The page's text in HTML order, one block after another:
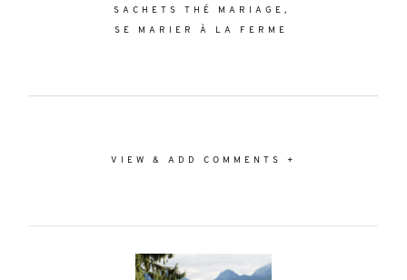
SACHETS THÉ MARIAGE
SE MARIER À LA FERME
VIEW & ADD COMMENTS +